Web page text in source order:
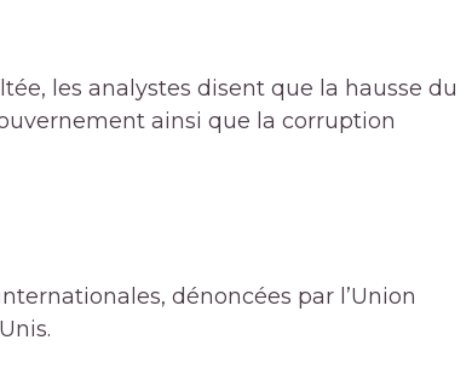
les analystes disent que la hausse du
ainsi que la corruption
dénoncées par l’Union